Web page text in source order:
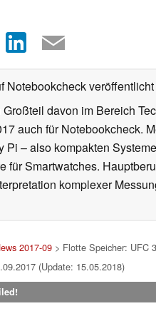
Notebookcheck veröffentlicht
davon im Bereich
auch für Notebookcheck.
– also kompakten
für Smartwatches.
komplexer
2017-09> Flotte Speicher: UFC
(Update: 15.05.2018)